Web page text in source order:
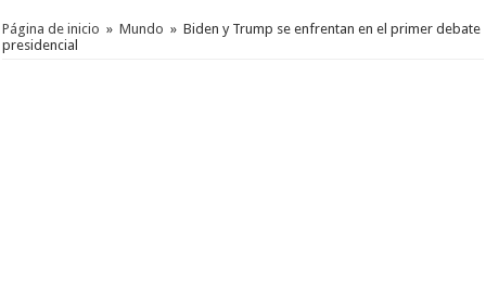
Página de inicio » Mundo » Biden y Trump se enfrentan en el primer debate
presidencial